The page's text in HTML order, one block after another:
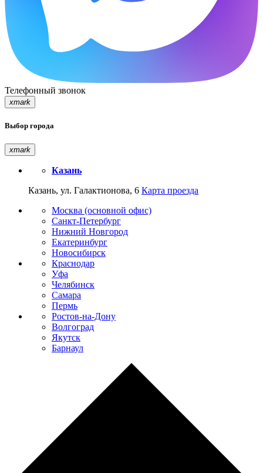
Телефонный звонок
xmark
Выбор города
xmark
Казань
Казань, ул. Галактионова, 6 Карта проезда
Москва (основной офис)
Санкт-Петербург
Нижний Новгород
Екатеринбург
Новосибирск
Краснодар
Уфа
Челябинск
Самара
Пермь
Ростов-на-Дону
Волгоград
Якутск
Барнаул